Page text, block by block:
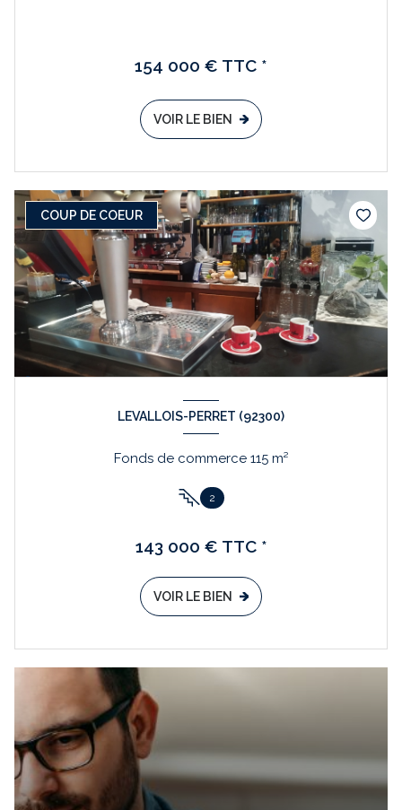
154 000 € TTC *
VOIR LE BIEN
COUP DE COEUR
LEVALLOIS-PERRET (92300)
Fonds de commerce 115 m²
2
143 000 € TTC *
VOIR LE BIEN